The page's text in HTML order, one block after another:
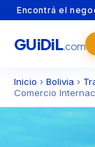
Encontrá el
GUiDiL.com
Inicio › Bolivia ›
Comercio